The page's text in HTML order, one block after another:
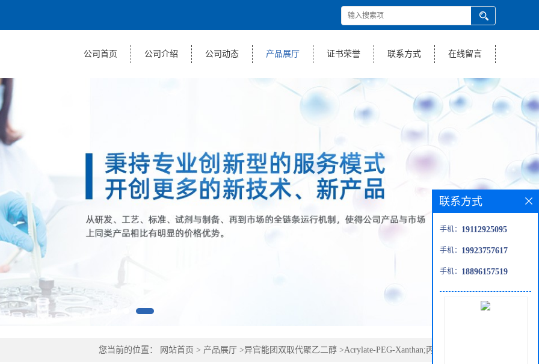
公司首页 公司介绍 公司动态 产品展厅 证书荣誉 联系方式 在线留言
您当前的位置： 网站首页 > 产品展厅 >异官能团双取代聚乙二醇 >Acrylate-PEG-Xanthan;丙烯酸酯-聚乙二
联系方式
手机： 19112925095
手机： 19923757617
手机： 18896157519